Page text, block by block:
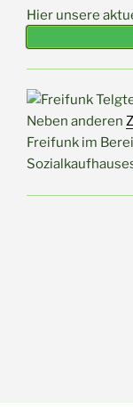
Hier unsere
Neben anderen
Freifunk im